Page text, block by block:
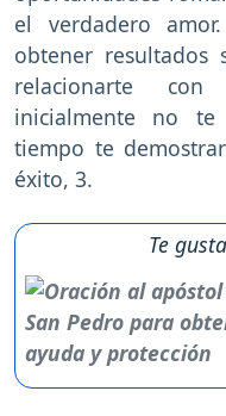
el verdadero
obtener resultados
relacionarte
inicialmente no
tiempo te
éxito, 3.
Te